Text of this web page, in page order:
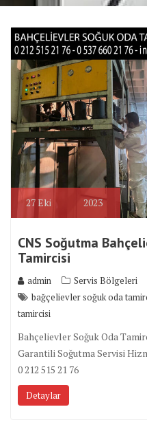
27Eki 2023
CNS Soğutma
Tamircisi
admin
Servis Bölgeleri
bağçelievler soğuk oda
tamircisi
Bahçelievler Soğuk Oda
Garantili Soğutma Servisi
0 212 515 21 76
Detaylar